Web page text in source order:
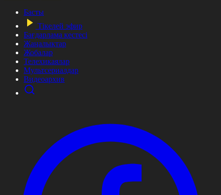
Басты
Тікелей эфир
Бағдарлама кестесі
Жаңалықтар
Жобалар
Телехикаялар
Мультсериалдар
Видеоархив